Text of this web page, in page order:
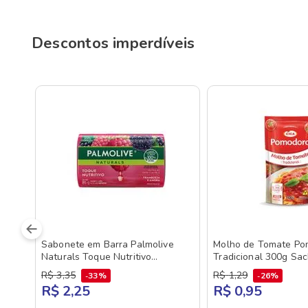
Descontos imperdíveis
Sabonete em Barra Palmolive
Naturals Toque Nutritivo
Framboesa e Amora 85g
R$ 3,35 33%
R$ 2,25
Molho de Tomate
Tradicional 300g
R$ 1,29 26%
R$ 0,95